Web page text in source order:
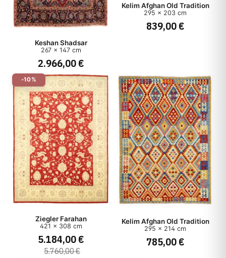
Keshan Shadsar
267 x 147 cm
2.966,00 €
Kelim Afghan Old Tradition
295 x 203 cm
839,00 €
-10%
Ziegler Farahan
421 x 308 cm
5.184,00 €
5.760,00 €
Kelim Afghan Old Tradition
295 x 214 cm
785,00 €